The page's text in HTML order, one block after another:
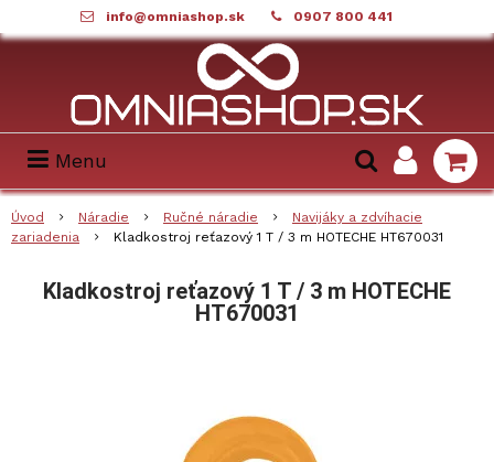
info@omniashop.sk 0907 800 441
Menu
Úvod Náradie Ručné náradie
Navijáky a zdvíhacie
zariadenia
Kladkostroj reťazový 1 T / 3 m HOTECHE HT670031
Kladkostroj reťazový 1 T / 3 m HOTECHE
HT670031